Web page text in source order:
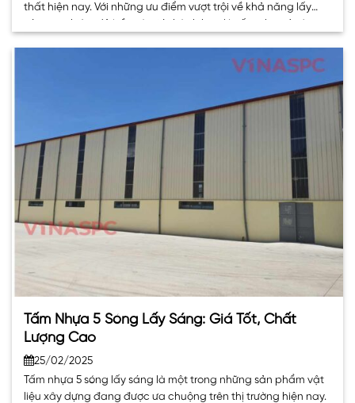
thất hiện nay. Với những ưu điểm vượt trội về khả năng lấy
sáng tự nhiên, độ bền và giá thành hợp lý, tấm nhựa 6 sóng
Tấm Nhựa 5 Sóng Lấy Sáng: Giá Tốt, Chất
Lượng Cao
25/02/2025
Tấm nhựa 5 sóng lấy sáng là một trong những sản phẩm vật
liệu xây dựng đang được ưa chuộng trên thị trường hiện nay.